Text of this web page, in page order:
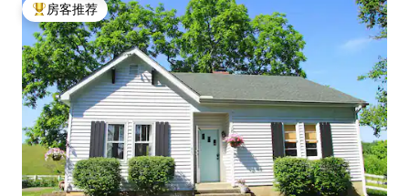
热门「房客推荐」
房客推荐